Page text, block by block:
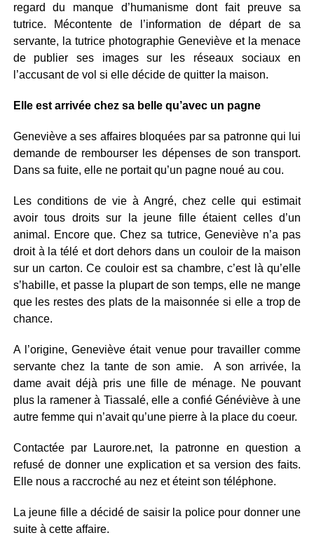
regard du manque d’humanisme dont fait preuve sa
tutrice. Mécontente de l’information de départ de sa
servante, la tutrice photographie Geneviève et la menace
de publier ses images sur les réseaux sociaux en
l’accusant de vol si elle décide de quitter la maison.
Elle est arrivée chez sa belle qu’avec un pagne
Geneviève a ses affaires bloquées par sa patronne qui lui
demande de rembourser les dépenses de son transport.
Dans sa fuite, elle ne portait qu’un pagne noué au cou.
Les conditions de vie à Angré, chez celle qui estimait
avoir tous droits sur la jeune fille étaient celles d’un
animal. Encore que. Chez sa tutrice, Geneviève n’a pas
droit à la télé et dort dehors dans un couloir de la maison
sur un carton. Ce couloir est sa chambre, c’est là qu’elle
s’habille, et passe la plupart de son temps, elle ne mange
que les restes des plats de la maisonnée si elle a trop de
chance.
A l’origine, Geneviève était venue pour travailler comme
servante chez la tante de son amie. A son arrivée, la
dame avait déjà pris une fille de ménage. Ne pouvant
plus la ramener à Tiassalé, elle a confié Généviève à une
autre femme qui n’avait qu’une pierre à la place du coeur.
Contactée par Laurore.net, la patronne en question a
refusé de donner une explication et sa version des faits.
Elle nous a raccroché au nez et éteint son téléphone.
La jeune fille a décidé de saisir la police pour donner une
suite à cette affaire.